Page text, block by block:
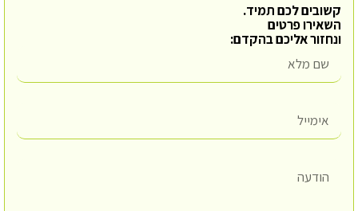
קשובים לכם תמיד.
השאירו פרטים
ונחזור אליכם בהקדם: